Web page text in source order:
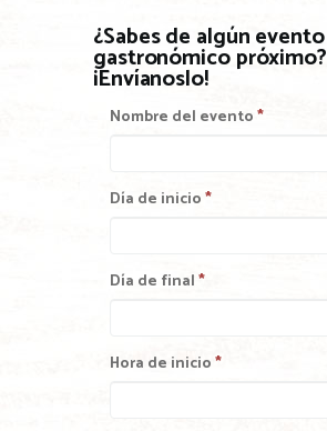
¿Sabes de algún evento
gastronómico próximo?
¡Envíanoslo!
Nombre del evento*
Día de inicio*
Día de final*
Hora de inicio*